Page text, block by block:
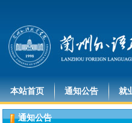
本站首页 通知公告 就
通知公告